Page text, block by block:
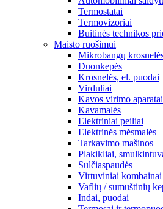
Termostatai
Termovizoriai
Buitinės technikos
Maisto ruošimui
Mikrobangų
Duonkepės
Krosnelės, el. puodai
Virduliai
Kavos virimo aparatai
Kavamalės
Elektriniai peiliai
Elektrinės mėsmalės
Tarkavimo mašinos
Plakikliai,
Sulčiaspaudės
Virtuviniai kombainai
Vaflių / sumuštinių
Indai, puodai